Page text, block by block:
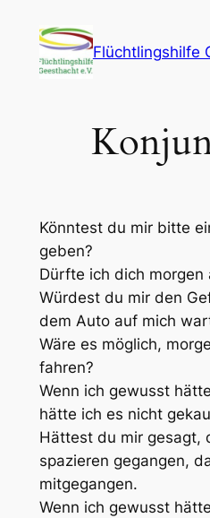
Inhalt
springen
Flüchtlingshilfe
Könntest du mir bitte
geben?
Dürfte ich dich morgen
Würdest du mir den
dem Auto auf mich
Wäre es möglich,
fahren?
Wenn ich gewusst
hätte ich es nicht
Hättest du mir gesagt,
spazieren gegangen,
mitgegangen.
Wenn ich gewusst